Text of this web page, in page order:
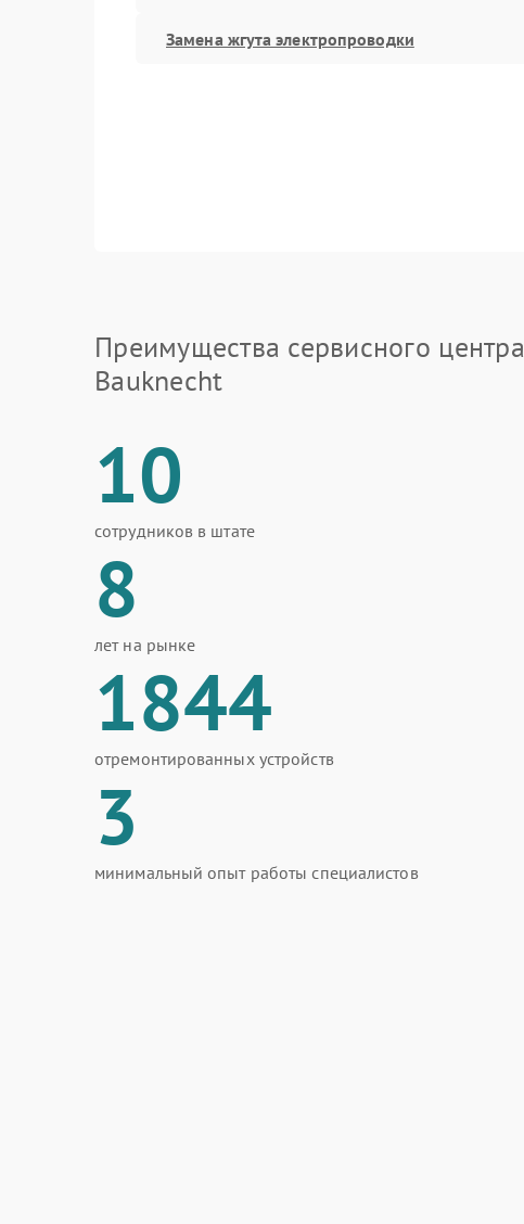
Замена жгута электропроводки
Преимущества сервисного центра
Bauknecht
10
сотрудников в штате
8
лет на рынке
1844
отремонтированных устройств
3
минимальный опыт работы специалистов